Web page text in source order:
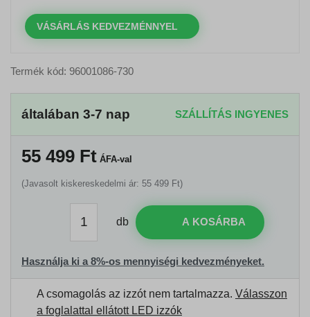
VÁSÁRLÁS KEDVEZMÉNNYEL
Termék kód: 96001086-730
általában 3-7 nap SZÁLLÍTÁS INGYENES
55 499 Ft ÁFA-val
(Javasolt kiskereskedelmi ár: 55 499 Ft)
db A KOSÁRBA
Használja ki a 8%-os mennyiségi kedvezményeket.
A csomagolás az izzót nem tartalmazza. Válasszon
a foglalattal ellátott LED izzók